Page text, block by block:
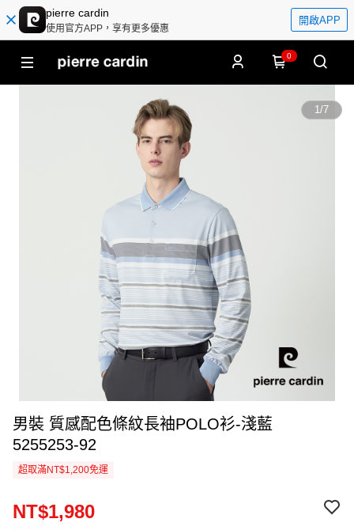
pierre cardin
使用官方APP，享有更多優惠
開啟APP
0
1/7
男裝 質感配色條紋長袖POLO衫-淺藍
5255253-92
超取滿NT$1,200免運
NT$1,980